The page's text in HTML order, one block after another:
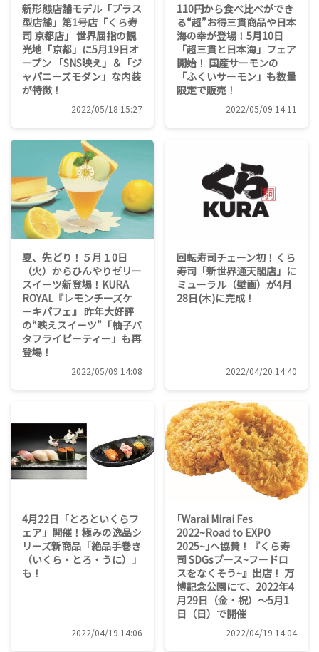
新形態店舗モデル「プラス
型店舗」第1号店「くら寿
司 京都店」 世界屈指の観
光地「京都」に5月19日オ
ープン 「SNS映え」＆「ジ
ャパニーズモダン」な内装
が特徴！
2022/05/18 15:27
110円から食べ比べができ
る“超”お得三貫商品や日本
海の幸が登場！5月10日
「超三貫と日本海」フェア
開始！ 国産サーモンの
「ふくいサーモン」も数量
限定で販売！
2022/05/09 14:11
夏、先どり！５月１0日
（火）からひんやりゼリー
スイーツ新登場！KURA
ROYAL『レモンチーズケ
ーキパフェ』 昨年大好評
の“映えスイーツ”「柚子バ
タフライピーティー」も再
登場！
2022/05/09 14:08
回転寿司チェーン初！くら
寿司「新世界通天閣店」に
ミューラル（壁画）が4月
28日(木)に完成！
2022/04/20 14:40
4月22日「とろといくらフ
ェア」開催！極みの逸品シ
リーズ新商品「絶品手巻き
（いくら・とろ・うに）」
も！
2022/04/19 14:06
｢Warai Mirai Fes
2022~Road to EXPO
2025~｣へ協賛！『くら寿
司 SDGsブース~フードロ
スをなくそう~』出店！ 万
博記念公園にて、2022年4
月29日（金・祝）〜5月1
日（日）で開催
2022/04/19 14:04